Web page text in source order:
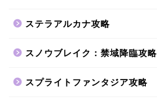
ステラアルカナ攻略
スノウブレイク：禁域降臨攻略
スプライトファンタジア攻略